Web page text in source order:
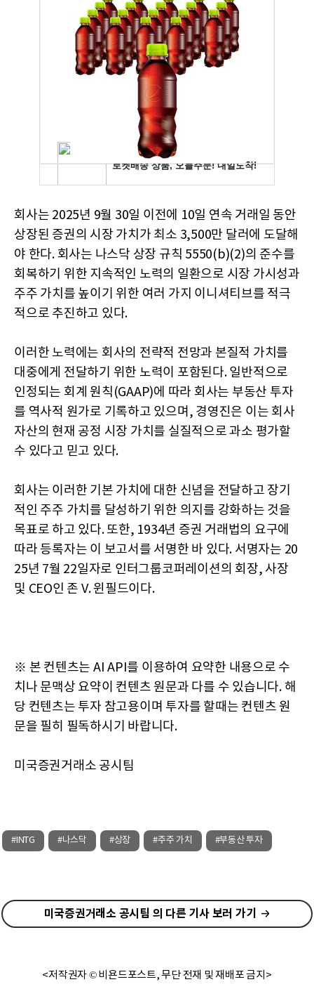
회사는 2025년 9월 30일 이전에 10일 연속 거래일 동안
상장된 증권의 시장 가치가 최소 3,500만 달러에 도달해
야 한다. 회사는 나스닥 상장 규칙 5550(b)(2)의 준수를
회복하기 위한 지속적인 노력의 일환으로 시장 가시성과
주주 가치를 높이기 위한 여러 가지 이니셔티브를 적극
적으로 추진하고 있다.
이러한 노력에는 회사의 전략적 전망과 본질적 가치를
대중에게 전달하기 위한 노력이 포함된다. 일반적으로
인정되는 회계 원칙(GAAP)에 따라 회사는 부동산 투자
를 역사적 원가로 기록하고 있으며, 경영진은 이는 회사
자산의 현재 공정 시장 가치를 실질적으로 과소 평가할
수 있다고 믿고 있다.
회사는 이러한 기본 가치에 대한 신념을 전달하고 장기
적인 주주 가치를 달성하기 위한 의지를 강화하는 것을
목표로 하고 있다. 또한, 1934년 증권 거래법의 요구에
따라 등록자는 이 보고서를 서명한 바 있다. 서명자는 20
25년 7월 22일자로 인터그룹코퍼레이션의 회장, 사장
및 CEO인 존 V. 윈필드이다.
※ 본 컨텐츠는 AI API를 이용하여 요약한 내용으로 수
치나 문맥상 요약이 컨텐츠 원문과 다를 수 있습니다. 해
당 컨텐츠는 투자 참고용이며 투자를 할때는 컨텐츠 원
문을 필히 필독하시기 바랍니다.
미국증권거래소 공시팀
#INTG #나스닥 #상장 #주주 가치 #부동산 투자
미국증권거래소 공시팀 의 다른 기사 보러 가기
<저작권자 © 비욘드포스트, 무단 전재 및 재배포 금지>